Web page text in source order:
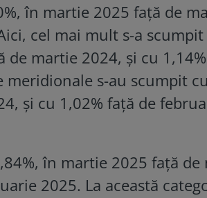
în martie 2025 faţă de
cel mai mult s-a scumpit
martie 2024, şi cu
s-au scumpit cu
şi cu 1,02% faţă de
în martie 2025 faţă de
2025. La această